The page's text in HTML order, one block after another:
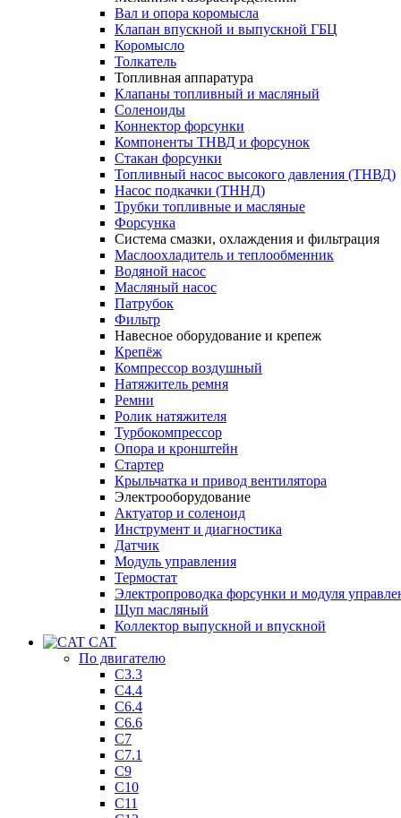
Вал и опора коромысла
Клапан впускной и выпускной ГБЦ
Коромысло
Толкатель
Топливная аппаратура
Клапаны топливный и масляный
Соленоиды
Коннектор форсунки
Компоненты ТНВД и форсунок
Стакан форсунки
Топливный насос высокого давления (ТНВД)
Насос подкачки (ТННД)
Трубки топливные и масляные
Форсунка
Система смазки, охлаждения и фильтрация
Маслоохладитель и теплообменник
Водяной насос
Масляный насос
Патрубок
Фильтр
Навесное оборудование и крепеж
Крепёж
Компрессор воздушный
Натяжитель ремня
Ремни
Ролик натяжителя
Турбокомпрессор
Опора и кронштейн
Стартер
Крыльчатка и привод вентилятора
Электрооборудование
Актуатор и соленоид
Инструмент и диагностика
Датчик
Модуль управления
Термостат
Электропроводка форсунки и модуля
Щуп масляный
Коллектор выпускной и впускной
CAT
По двигателю
C3.3
C4.4
C6.4
C6.6
C7
C7.1
C9
C10
C11